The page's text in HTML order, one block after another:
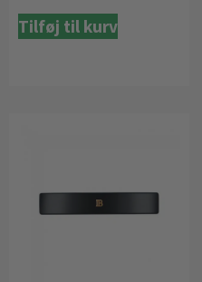
Tilføj til kurv